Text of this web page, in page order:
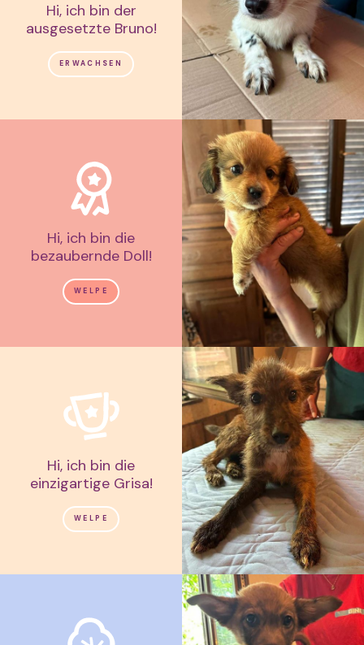
Hi, ich bin der
ausgesetzte Bruno!
ERWACHSEN
Hi, ich bin die
bezaubernde Doll!
WELPE
Hi, ich bin die
einzigartige Grisa!
WELPE